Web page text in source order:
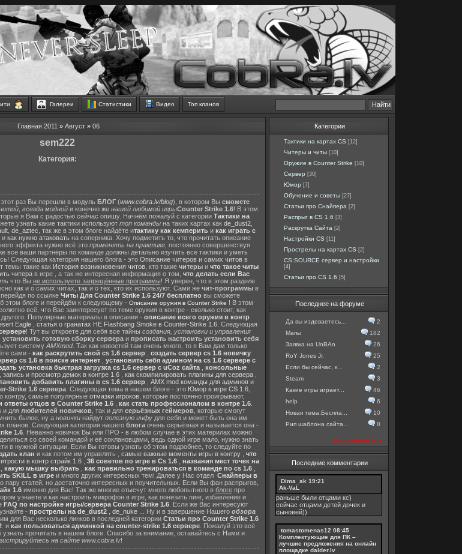
Галереи Статистики Видео Топ кланов
Главная 2011 » Август » 06
sem222
Категория:
этот раз Вы перешли в модуль БЛОГ (www.cobra.lv/blog), в котором Вы сможете
всегда модной и конечно же нашей любимой игрыCounter Strike 1.6! В этом
я Вам с радостью сейчас опишу. Начнём пожалуй с категории Тактики на
узнать какие тактики используют топ командына таких картах как de_dust2,
, de_aztec , так же в этом блоге найдёте итактику как кемперитьи как играть с
и как нужно атаковать на соперника. Хочу подметить то, что прочитать описание
эффекта нужно всё это применять на практике, постоянно совершенствуя
все ваши партнёры по команде должны детально изучить все тактики и уметь
Следующая категория нашего блога - это Описание читеров и самих читов в
темы такие как История возникновения читов , кто такие читеры и что такое читы
читера в игре , а так же интересная информация о том, что делать если Вас
что Вы не используете запрещённые программы! Я уверен, что в этом разделе
как и о самих читах, так и о тех, кто их используют. Сами же чит-программыв
по ссылке Читы Для Counter Strike 1.6 24/7 бесплатновы сможете
этом блоге и перейдём к следующему - Описание оружия в Counter Strike ! В этом
всё, что Вас заинтересует по теме оружия в контре - сколько стоит, как
другого. Популярные материалы в описании - описание всего оружия в контр
Eagle статья о гранатах HE Flashbang Smoke в Counter-Strike 1.6 . Следующая
! Тут вы откроете для себя все тайны создания, установки и управления
установить готовую сборку сервера и прописать настроить установить себя
систему AMXmod. Так как новостей там очень много, то я Вам дам только
сами - как раскрутить свой cs 1.6 сервер
создать сервер cs 1.6 новичку
cs 1.6 в поиске интернет
установить себя админом на cs 1.6 сервере с
установка быстрая загрузка cs 1.6 сервер с uCoz сайта, консольные
запись и просмотр демок в контре 1.6 как скомпилировать плагины для сервера
добавить плагины в cs 1.6 сервер, AMX mod команды для админови
Strike 1.6 сервера . Следующая тема в нашем блоге - это Юмор в игре CS 1.6
контру, самые популярные отмазки игроков , которые постоянно проигрывают,
отцов в Counter Strike 1.6 как стать профессионалом в контре 1.6
и для любителей новичков , так и для серьёзных геймеров , которые смогут
былое, ну а новички найдут полезную инфу для себя и может быть она им
планов. Следующая категория нашего блогаочень серьёзная и называется она -
1.6. Неважно новичок Вы или ПРО - в любом случае в этих материлах можно
со своей командой и её соклановцами, ведь одной игре мало, нужно знать
в нужной ситуации. Если Вы готовы узнать об этом подробнее, то следуйте по
клан и как потом им управлять , самые важные моменты игры в контру, что
в контр страйк 1.6 36 советов по игре в Cs 1.6
названия мест точек на
какую мышку выбрать, как правильно тренироваться в команде по cs 1.6,
SKILL в игреи много других интересных тем! Далее у Нас отдел Снайперы в
пару статей, но достаточно интересных и поучительных. Если Вы фан распрыгов,
1.6именно для Вас! Так же многие отысчут много любопытного в блогепро
узнаете и как настроить микрофон в игре, как понизить пинг, избавление и
FAQ по настройке игры/сервера Counter Strike 1.6 . Если же Вас интересуют
- прострелы на de_dust2, de_nuke... Ну и в завершение Нашего обзора
для Вас несколько линков в последней категории Статьи про Counter Strike 1.6
и как пользоваться админкой на counter-strike 1.6 сервере. Пожалуй это всё
прочитать в нашем блоге. Спасибо за внимание, оставайтесь с Нами и
на сайте www.cobra.lv!
Категории
Тактики на картах CS [12]
Читеры и читы [10]
Оружие в Counter Strike [10]
Сервер [30]
Юмор [7]
Обучение и советы [27]
Статьи про Снайпера [2]
Распрыг в CS 1.6 [3]
Раскрутка Сайта [2]
Настройки CS [11]
Прострелы на картах CS [2]
CS:SOURCE сервер и настройки
[4]
Статьи про CS 1.6 [5]
Последнее на форуме
Да вы издеваетесь...
2
Мапы
182
Заявка на UnBAn
26
RoY Jones Jr.
25
Если бы сейчас, к...
2
Steam
3
Какие игры играет...
46
help
6
Новая тема.Беспла...
10
Рип шаблона сайта...
8
посмотреть все
Последние комментарии
Dima_ak 19:21
Ak-VaL
раньше были отцами кс)
сейчас отцами детей дочек и
сыновей))
tomastomenas12 08:45
Комплектующие для ПК –
лучшие предложения на онлайн
площадке dalder.lv